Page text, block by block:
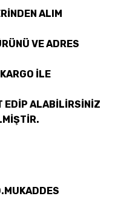
ALIM
VE ADRES
İLE
EDİP ALABİLİRSİNİZ